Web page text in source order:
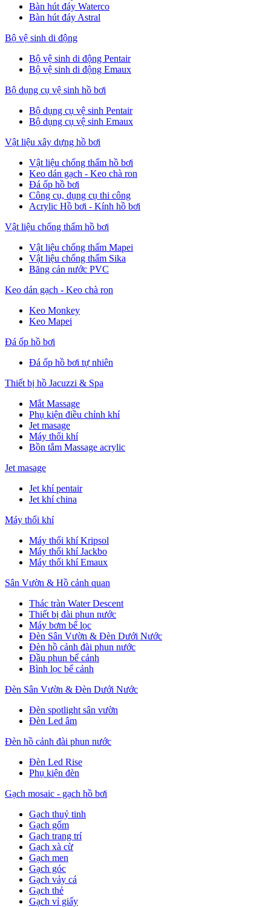
Bàn hút đáy Waterco
Bàn hút đáy Astral
Bộ vệ sinh di động
Bộ vệ sinh di động Pentair
Bộ vệ sinh di động Emaux
Bộ dụng cụ vệ sinh hồ bơi
Bộ dụng cụ vệ sinh Pentair
Bộ dụng cụ vệ sinh Emaux
Vật liệu xây dựng hồ bơi
Vật liệu chống thấm hồ bơi
Keo dán gạch - Keo chà ron
Đá ốp hồ bơi
Công cụ, dụng cụ thi công
Acrylic Hồ bơi - Kính hồ bơi
Vật liệu chống thấm hồ bơi
Vật liệu chống thấm Mapei
Vật liệu chống thấm Sika
Băng cản nước PVC
Keo dán gạch - Keo chà ron
Keo Monkey
Keo Mapei
Đá ốp hồ bơi
Đá ốp hồ bơi tự nhiên
Thiết bị hồ Jacuzzi & Spa
Mắt Massage
Phụ kiện điều chỉnh khí
Jet masage
Máy thổi khí
Bồn tắm Massage acrylic
Jet masage
Jet khí pentair
Jet khí china
Máy thổi khí
Máy thổi khí Kripsol
Máy thổi khí Jackbo
Máy thổi khí Emaux
Sân Vườn & Hồ cảnh quan
Thác tràn Water Descent
Thiết bị đài phun nước
Máy bơm bể lọc
Đèn Sân Vườn & Đèn Dưới Nước
Đèn hồ cảnh đài phun nước
Đầu phun bể cảnh
Bình lọc bể cảnh
Đèn Sân Vườn & Đèn Dưới Nước
Đèn spotlight sân vườn
Đèn Led âm
Đèn hồ cảnh đài phun nước
Đèn Led Rise
Phụ kiện đèn
Gạch mosaic - gạch hồ bơi
Gạch thuỷ tinh
Gạch gốm
Gạch trang trí
Gạch xà cừ
Gạch men
Gạch góc
Gạch vảy cá
Gạch thẻ
Gạch vỉ giấy